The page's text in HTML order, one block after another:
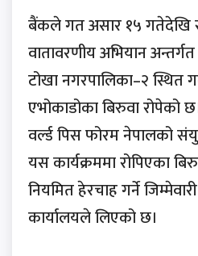
बैंकले गत असार १५
वातावरणीय अभियान
टोखा नगरपालिका–२ स्थित
एभोकाडोका बिरुवा रोपेको
वर्ल्ड पिस फोरम नेपालको
यस कार्यक्रममा रोपिएका
नियमित हेरचाह गर्ने
कार्यालयले लिएको छ।